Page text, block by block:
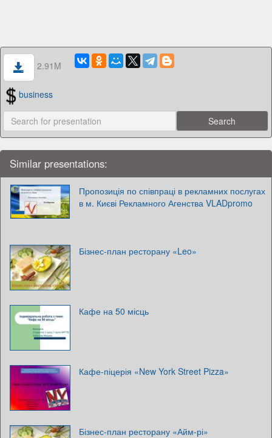
2.91M
business
Similar presentations:
Пропозиція по співпраці в рекламних послугах
в м. Києві Рекламного Агенства VLADpromo
Бізнес-план ресторану «Leo»
Кафе на 50 місць
Кафе-піцерія «New York Street Pizza»
Бізнес-план ресторану «Айм-рі»